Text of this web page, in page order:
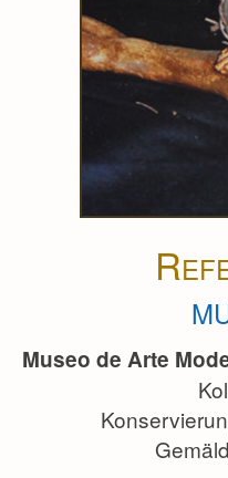
R
Museo de Arte